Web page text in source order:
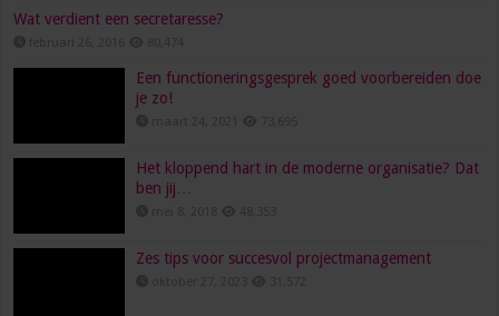
Wat verdient een secretaresse?
Een functioneringsgesprek goed voorbereiden doe
je zo!
Het kloppend hart in de moderne organisatie? Dat
ben jij…
Zes tips voor succesvol projectmanagement